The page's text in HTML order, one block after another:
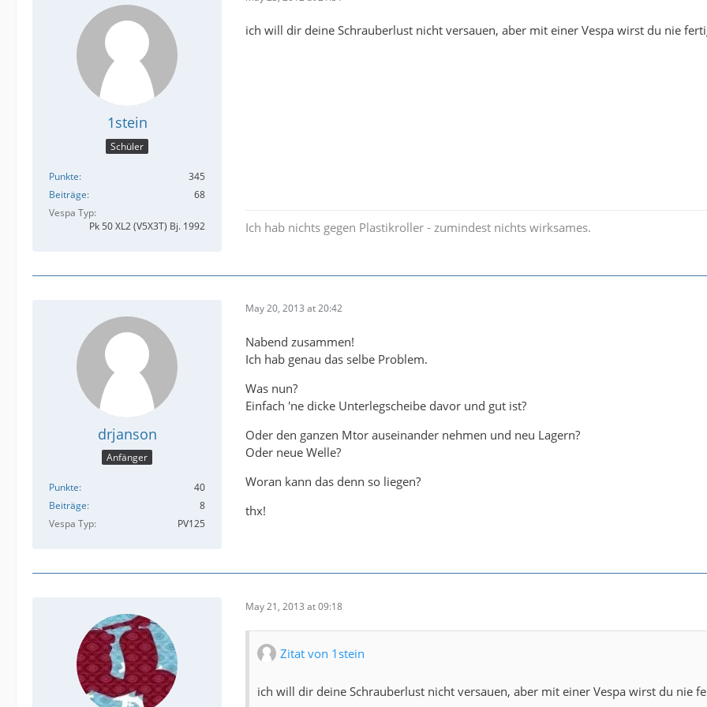
1stein
Schüler
Punkte
345
Beiträge
68
Vespa Typ
Pk 50 XL2 (V5X3T) Bj. 1992
ich will dir deine Schrauberlust nicht versauen, aber mit einer Vespa wirst du nie
Ich hab nichts gegen Plastikroller - zumindest nichts wirksames.
drjanson
Anfänger
Punkte
40
Beiträge
8
Vespa Typ
PV125
May 20, 2013 at 20:42
Nabend zusammen!
Ich hab genau das selbe Problem.
Was nun?
Einfach 'ne dicke Unterlegscheibe davor und gut ist?
Oder den ganzen Mtor auseinander nehmen und neu Lagern?
Oder neue Welle?
Woran kann das denn so liegen?
thx!
May 21, 2013 at 09:18
Zitat von 1stein
ich will dir deine Schrauberlust nicht versauen, aber mit einer Vespa wirst du nie